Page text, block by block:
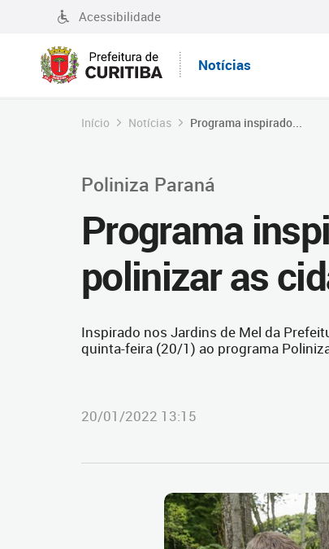
Acessibilidade
Notícias
Início Notícias Programa inspirado...
Poliniza Paraná
Programa
polinizar as
Inspirado nos Jardins de Mel da
quinta-feira (20/1) ao programa
20/01/2022 13:15